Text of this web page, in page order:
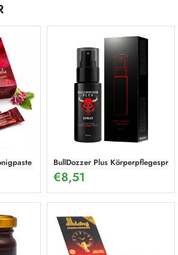
Sticks – Pflanzliche Energie Mischung
BullDozzer Plus Körperpflegespray
€8,51